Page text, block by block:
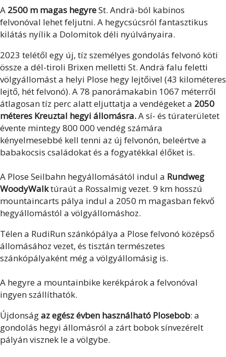
A 2500 m magas hegyreSt. Andrä-ból kabinos
felvonóval lehet feljutni. A hegycsúcsról fantasztikus
kilátás nyílik a Dolomitok déli nyúlványaira.
2023 telétől egy új, tíz személyes gondolás felvonó köti
össze a dél-tiroli Brixen melletti St. Andrä falu feletti
völgyállomást a helyi Plose hegy lejtőivel (43 kilométeres
lejtő, hét felvonó). A 78 panorámakabin 1067 méterről
átlagosan tíz perc alatt eljuttatja a vendégeket a 2050
méteres Kreuztal hegyi állomásra.A sí- és túraterületet
évente mintegy 800 000 vendég számára
kényelmesebbé kell tenni az új felvonón, beleértve a
babakocsis családokat és a fogyatékkal élőket is.
A Plose Seilbahn hegyállomásától indul a Rundweg
WoodyWalktúraút a Rossalmig vezet. 9 km hosszú
mountaincarts pálya indul a 2050 m magasban fekvő
hegyállomástól a völgyállomáshoz.
Télen a RudiRun szánkópálya a Plose felvonó középső
állomásához vezet, és tisztán természetes
szánkópályaként még a völgyállomásig is.
A hegyre a mountainbike kerékpárok a felvonóval
ingyen szállíthatók.
Újdonságaz egész évben használható Plosebob: a
gondolás hegyi állomásról a zárt bobok sínvezérelt
pályán visznek le a völgybe.